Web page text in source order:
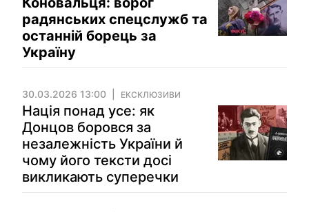
радянських спецслужб та
останній борець за
Україну
30.03.2026 13:00 ЕКСКЛЮЗИВИ
Нація понад усе: як
Донцов боровся за
незалежність України й
чому його тексти досі
викликають суперечки